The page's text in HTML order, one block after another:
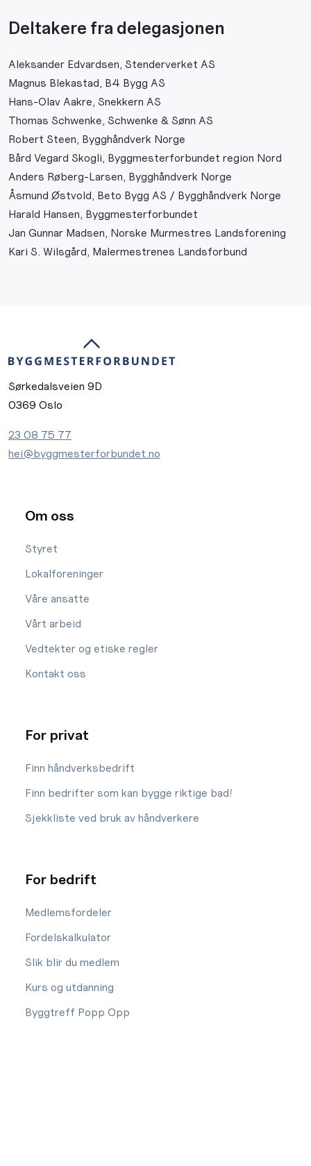
Deltakere fra delegasjonen
Aleksander Edvardsen, Stenderverket AS
Magnus Blekastad, B4 Bygg AS
Hans-Olav Aakre, Snekkern AS
Thomas Schwenke, Schwenke & Sønn AS
Robert Steen, Bygghåndverk Norge
Bård Vegard Skogli, Byggmesterforbundet region Nord
Anders Røberg-Larsen, Bygghåndverk Norge
Åsmund Østvold, Beto Bygg AS / Bygghåndverk Norge
Harald Hansen, Byggmesterforbundet
Jan Gunnar Madsen, Norske Murmestres Landsforening
Kari S. Wilsgård, Malermestrenes Landsforbund
Sørkedalsveien 9D
0369 Oslo
23 08 75 77
hei@byggmesterforbundet.no
Om oss
Styret
Lokalforeninger
Våre ansatte
Vårt arbeid
Vedtekter og etiske regler
Kontakt oss
For privat
Finn håndverksbedrift
Finn bedrifter som kan bygge riktige bad!
Sjekkliste ved bruk av håndverkere
For bedrift
Medlemsfordeler
Fordelskalkulator
Slik blir du medlem
Kurs og utdanning
Byggtreff Popp Opp